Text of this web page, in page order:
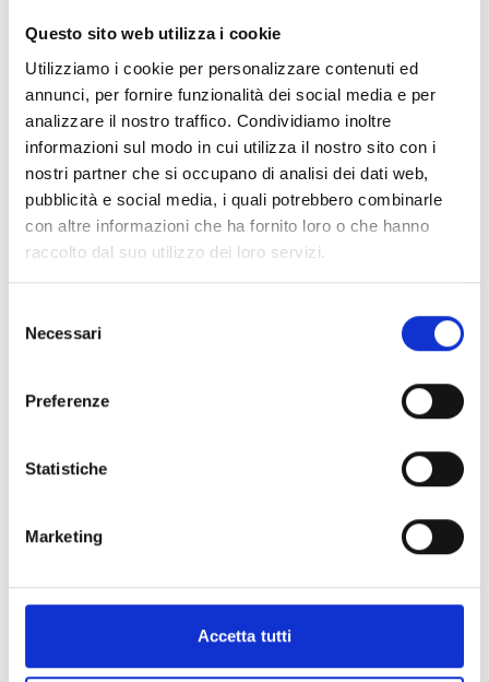
Questo sito web utilizza i cookie
Utilizziamo i cookie per personalizzare contenuti ed
annunci, per fornire funzionalità dei social media e per
analizzare il nostro traffico. Condividiamo inoltre
informazioni sul modo in cui utilizza il nostro sito con i
nostri partner che si occupano di analisi dei dati web,
pubblicità e social media, i quali potrebbero combinarle
con altre informazioni che ha fornito loro o che hanno
raccolto dal suo utilizzo dei loro servizi.
delNecessari
Preferenze
Statistiche
Marketing
Accetta tutti
programma, facendone esplicito riferimento
all'interno della proposta progettuale.
6) Budget coerente e sostenibile
Il budget di un progetto europeo deve essere
elaborato in maniera analitica e dettagliata,
assicurando che per ciascuna attività di
progetto siano allocaterisorse dedicate,
necessarie a garantirne la realizzazione con la
Vuoi imparare a costruire il budget di un
progetto e gestire il suo aspetto finanziario?
misurabili
lungo termine.
progetto e i risultati ottenuti contribuiranno a
modificare la situazione di partenza
nell'analisi di contesto. Gli impatti devono essere